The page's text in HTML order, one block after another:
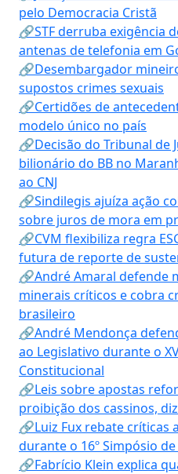
pelo Democracia Cristã
🔗STF derruba exigência
antenas de telefonia em
🔗Desembargador
supostos crimes sexuais
🔗Certidões de
modelo único no país
🔗Decisão do Tribunal de
bilionário do BB no
ao CNJ
🔗Sindilegis ajuíza ação
sobre juros de mora em
🔗CVM flexibiliza regra
futura de reporte de
🔗André Amaral defende
minerais críticos e cobra
brasileiro
🔗André Mendonça
ao Legislativo durante o
Constitucional
🔗Leis sobre apostas
proibição dos cassinos,
🔗Luiz Fux rebate críticas
durante o 16º Simpósio
🔗Fabrício Klein explica